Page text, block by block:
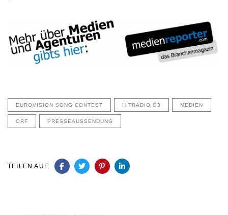
EUROVISION SONG CONTEST HITRADIO Ö3 MEDIEN
ORF PRESSEAUSSENDUNG
TEILEN AUF